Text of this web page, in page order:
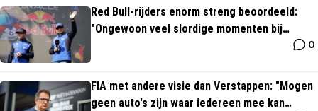
Red Bull-rijders enorm streng beoordeeld:
"Ongewoon veel slordige momenten bij
0
FIA met andere visie dan Verstappen: "Mogen
geen auto's zijn waar iedereen mee kan